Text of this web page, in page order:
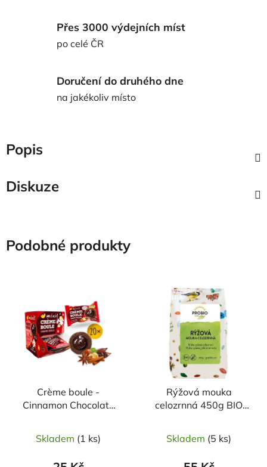
Přes 3000 výdejních míst
po celé ČR
Doručení do druhého dne
na jakékoliv místo
Popis
Diskuze
Podobné produkty
Crème boule -
Cinnamon Chocolate
Skladem (1 ks)
NAŠE OVĚŘENÁ
VOLBA
Rýžová mouka
celozrnná 450g BIO
Skladem (5 ks)